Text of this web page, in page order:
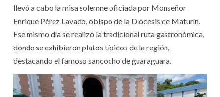
llevó a cabo la misa solemne oficiada por Monseñor
Enrique Pérez Lavado, obispo de la Diócesis de Maturín.
Ese mismo día se realizó la tradicional ruta gastronómica,
donde se exhibieron platos típicos de la región,
destacando el famoso sancocho de guaraguara. ‎‎